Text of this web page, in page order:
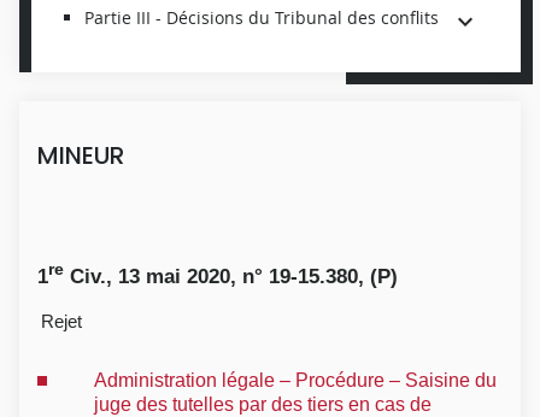
Partie III - Décisions du Tribunal des conflits
MINEUR
1re Civ., 13 mai 2020, n° 19-15.380, (P)
Rejet
Administration légale – Procédure – Saisine du
juge des tutelles par des tiers en cas de